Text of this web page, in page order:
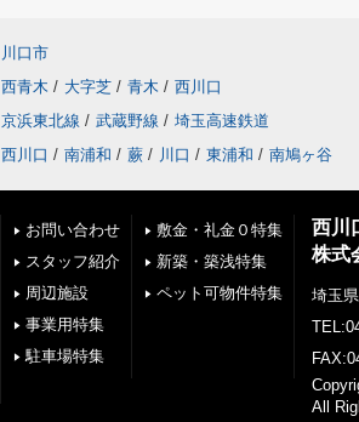
川口市
西青木 / 大字芝 / 青木 / 西川口
京浜東北線 / 武蔵野線 / 埼玉高速鉄道
西川口 / 南浦和 / 蕨 / 川口 / 東浦和 / 南鳩ヶ谷
お問い合わせ
スタッフ紹介
周辺施設
事業用特集
駐車場特集
敷金・礼金０特集
新築・築浅特集
ペット可物件特集
西川
株式
埼玉
All